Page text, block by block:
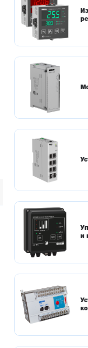
и